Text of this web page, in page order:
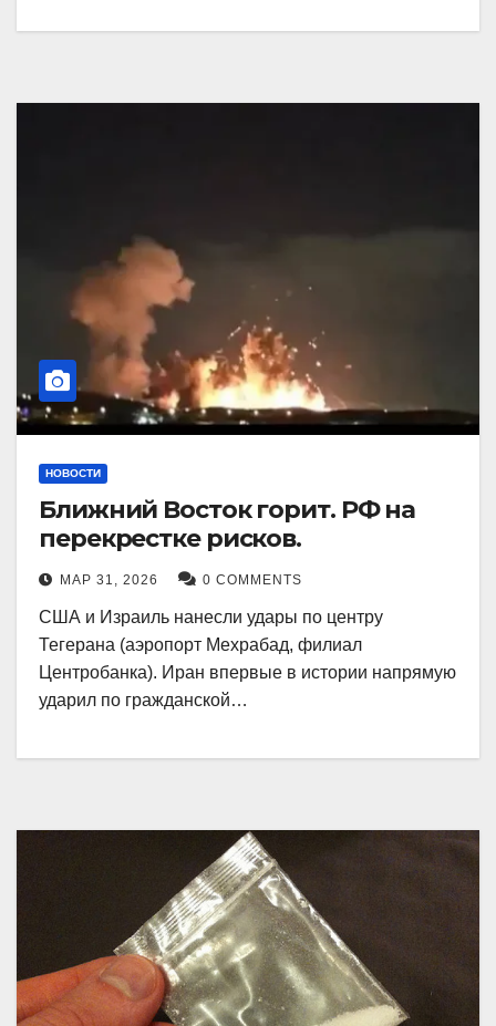
НОВОСТИ
Ближний Восток горит. РФ на
перекрестке рисков.
МАР 31, 2026 0 COMMENTS
США и Израиль нанесли удары по центру
Тегерана (аэропорт Мехрабад, филиал
Центробанка). Иран впервые в истории напрямую
ударил по гражданской…